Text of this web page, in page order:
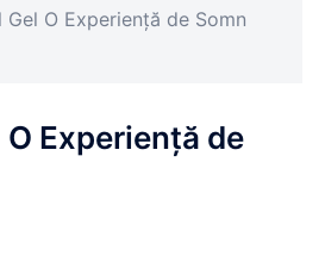
O Experiență de Somn
Experiență de